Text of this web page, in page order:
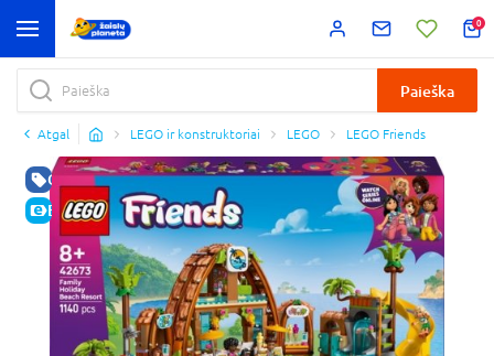
0
Paieška
Atgal LEGO ir konstruktoriai LEGO LEGO Friends
GERA KAINA
E-KAINA